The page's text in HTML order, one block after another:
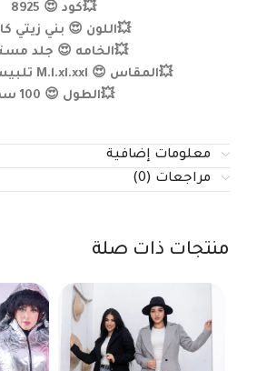
💥كود 😍 8925
💥اللون 😍 بني زيتي
💥الخامه 😍 جلد
💥المقاس 😍 M.l.xl.xxl تلبيس الي ١٢٠ ك
💥الطول 😍 100 سم
معلومات إضافية
مراجعات (0)
منتجات ذات صلة